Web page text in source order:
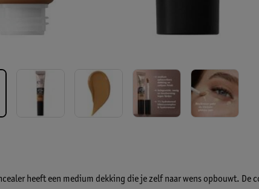
heeft een medium dekking die je zelf naar wens opbouwt. De